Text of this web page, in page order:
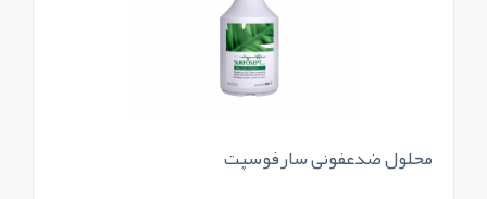
محلول ضدعفونی سارفوسپت